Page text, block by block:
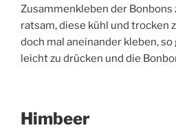
Zusammenkleben der Bonbons
ratsam, diese kühl und trocken
doch mal aneinander kleben,
leicht zu drücken und die
Himbeer